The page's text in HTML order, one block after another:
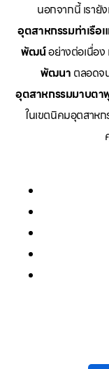
นอกจากนี้ เรายั
อุตสาหกรรมท่าเรือ
พัฒน์อย่างต่อเนื่อง
พัฒนา ตลอดจ
อุตสาหกรรมมาบตา
ในเขตนิคมอุตสาห